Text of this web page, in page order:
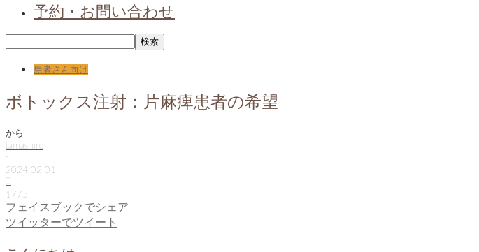
予約・お問い合わせ
患者さん向け
ボトックス注射：片麻痺患者の希望
から
tamashiro
-
2024-02-01
0
1775
フェイスブックでシェア
ツイッターでツイート